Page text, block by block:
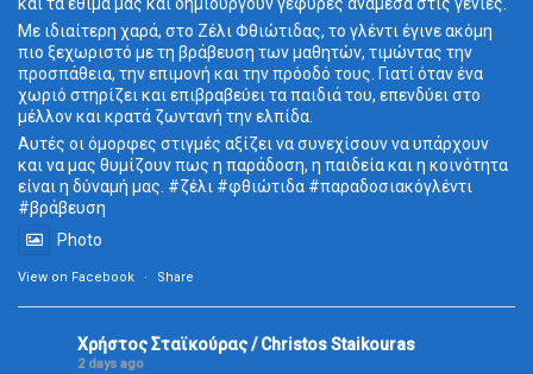
και τα έθιμά μας και δημιουργούν γέφυρες ανάμεσα στις γενιές.
Με ιδιαίτερη χαρά, στο Ζέλι Φθιώτιδας, το γλέντι έγινε ακόμη
πιο ξεχωριστό με τη βράβευση των μαθητών, τιμώντας την
προσπάθεια, την επιμονή και την πρόοδό τους. Γιατί όταν ένα
χωριό στηρίζει και επιβραβεύει τα παιδιά του, επενδύει στο
μέλλον και κρατά ζωντανή την ελπίδα.
Αυτές οι όμορφες στιγμές αξίζει να συνεχίσουν να υπάρχουν
και να μας θυμίζουν πως η παράδοση, η παιδεία και η κοινότητα
είναι η δύναμή μας. #ζέλι #φθιώτιδα #παραδοσιακόγλέντι
#βράβευση
Photo
View on Facebook · Share
Χρήστος Σταϊκούρας / Christos Staikouras
2 days ago